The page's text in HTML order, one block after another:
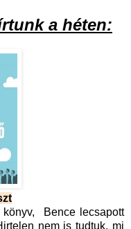
a héten:
könyv, Bence lecsapott
nem is tudtuk, mi